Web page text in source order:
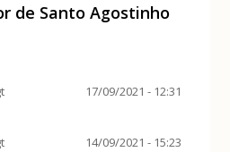
de Santo Agostinho
17/09/2021 - 12:31
14/09/2021 - 15:23